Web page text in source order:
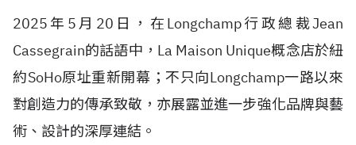
2025年5月20日，在Longchamp行政總裁Jean
Cassegrain的話語中，La Maison Unique概念店於紐
約SoHo原址重新開幕；不只向Longchamp一路以來
對創造力的傳承致敬，亦展露並進一步強化品牌與藝
術、設計的深厚連結。